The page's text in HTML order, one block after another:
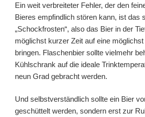
Ein weit verbreiteter Fehler, der den
Bieres empfindlich stören kann, ist das
„Schockfrosten“, also das Bier in der
möglichst kurzer Zeit auf eine
bringen. Flaschenbier sollte vielmehr
Kühlschrank auf die ideale
neun Grad gebracht werden.
Und selbstverständlich sollte ein Bier
geschüttelt werden, sondern erst zur